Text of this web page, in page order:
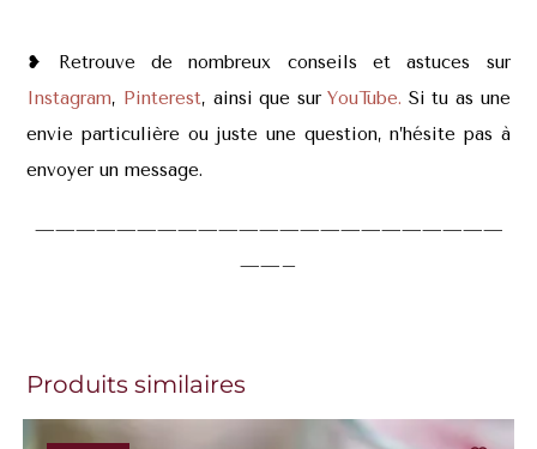
❥ Retrouve de nombreux conseils et astuces sur
Instagram, Pinterest, ainsi que surYouTube. Si tu as une
envie particulière ou juste une question, n’hésite pas à
envoyer un message.
———————————————————————
——–
Produits similaires